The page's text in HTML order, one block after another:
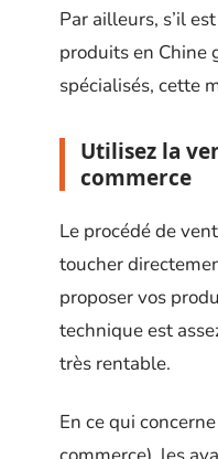
Par ailleurs, s’il
produits en Chine
spécialisés, cette
Utilisez la
commerce
Le procédé de
toucher
proposer vos
technique est
très rentable.
En ce qui